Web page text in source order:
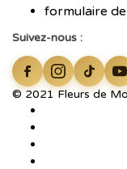
formulaire
Suivez-nous :
© 2021 Fleurs de